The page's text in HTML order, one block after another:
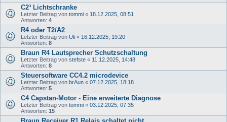
C2³ Lichtschranke
Letzter Beitrag von tommi « 18.12.2025, 08:51
Antworten: 4
R4 oder T2/A2
Letzter Beitrag von Uli « 16.12.2025, 19:20
Antworten: 8
Braun R4 Lautsprecher Schutzschaltung
Letzter Beitrag von stefste « 11.12.2025, 14:48
Antworten: 8
Steuersoftware CC4.2 microdevice
Letzter Beitrag von brAun « 07.12.2025, 18:18
Antworten: 5
C4 Capstan-Motor - Eine erweiterte Diagnose
Letzter Beitrag von tommi « 03.12.2025, 07:35
Antworten: 15